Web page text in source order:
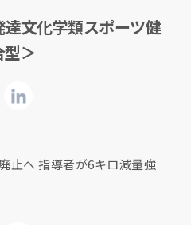
文化学類スポーツ健
＞
止へ 指導者が6キロ減量強